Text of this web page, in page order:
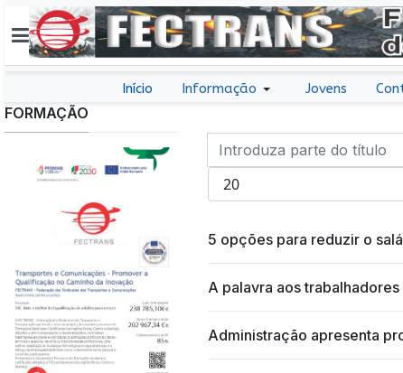
Início Informação Jovens
Introduza parte do título
Qtd. a exibir
5 opções para reduzir o
A palavra aos trabalhadores
Administração apresenta
FORMAÇÃO